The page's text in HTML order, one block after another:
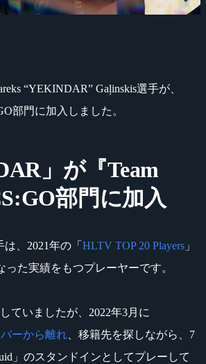
“YEKINDAR” Gaļinskis選手が、
部門に加入しました。
」が『Team
部門に加入
、2021年の「 HLTV TOP 20 Players 」
った実績をもつプレーヤーです。
ていましたが、2022年3月に
ーから離れ 、移籍先を探しながら、7
」のスタンドインとしてプレーして